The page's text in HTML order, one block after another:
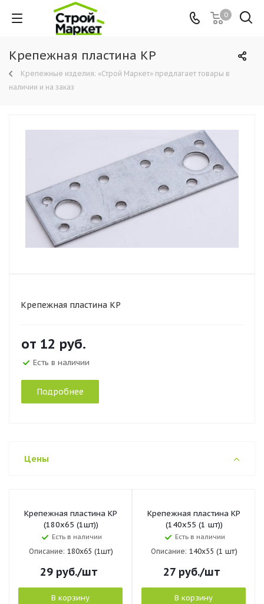
0
Крепежная пластина KP
Крепежные изделия: «Строй Маркет» предлагает товары в
наличии и на заказ
Крепежная пластина KP
от 12 руб.
Есть в наличии
Подробнее
Цены
Крепежная пластина KP
(180х65 (1шт))
Есть в наличии
Описание: 180х65 (1шт)
29руб./шт
В корзину
Крепежная пластина KP
(140х55 (1 шт))
Есть в наличии
Описание: 140х55 (1 шт)
27 руб./шт
В корзину